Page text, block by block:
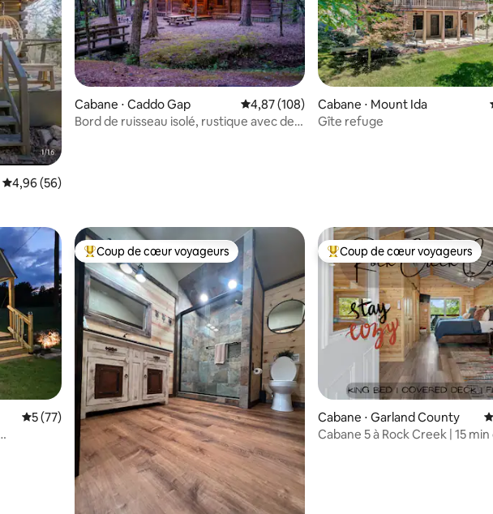
Évaluation moyenne sur la base de 56 commentaires : 4,96 sur 5
4,96 (56)
Cabane ⋅ Caddo Gap Évaluation moyenne sur la base de 108
4,87 (108)
Bord de ruisseau isolé, rustique avec des
Cabane ⋅ Mount Ida
Gîte refuge
appréciés
Évaluation moyenne sur la base de 77 commentaires : 5 sur 5
5 (77)
Coups de cœur voyageurs les plus appréciés
Coup de cœur voyageurs Coups de cœur voyageurs les
Coup de cœur voyageurs
Cabane ⋅ Garland County
Cabane 5 à Rock Creek | 15 min